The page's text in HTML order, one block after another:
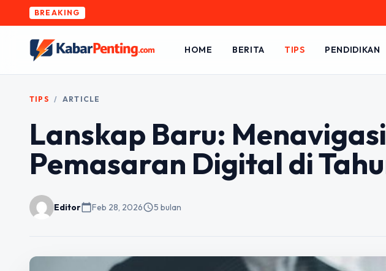
BREAKING
HOME BERITA TIPS PENDIDIKAN
TIPS / ARTICLE
Lanskap Baru:
Pemasaran Digital di
Editorcalendar_todayFeb 28, 2026schedule5 bulan